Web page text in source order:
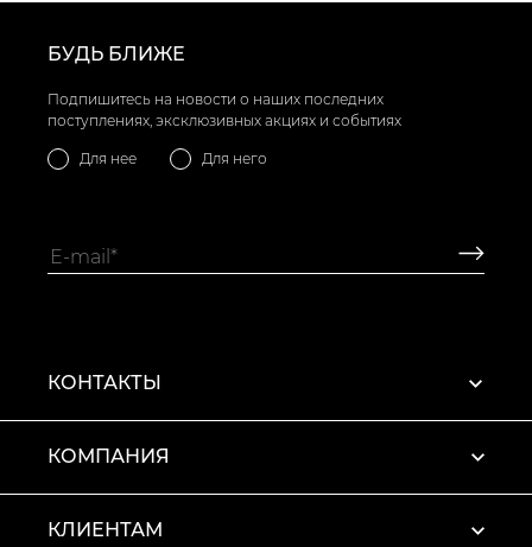
БУДЬ БЛИЖЕ
Подпишитесь на новости о наших последних
поступлениях, эксклюзивных акциях и событиях
Для нее Для него
КОНТАКТЫ
КОМПАНИЯ
КЛИЕНТАМ